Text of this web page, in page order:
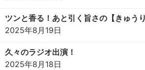
ツンと香る！あと引く旨さの【きゅう
2025年8月19日
久々のラジオ出演！
2025年8月18日